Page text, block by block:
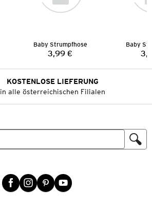
Baby Strumpfhose
Preis:
3,99 €
Baby
KOSTENLOSE LIEFERUNG
in alle österreichischen Filialen